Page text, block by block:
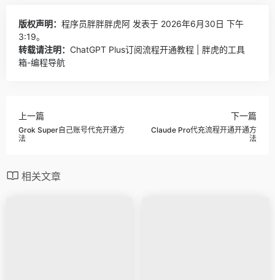
版权声明： 程序员胖胖胖虎阿 发表于 2026年6月30日 下午
3:19。
转载请注明： ChatGPT Plus订阅流程开通教程 | 胖虎的工具
箱-编程导航
上一篇
Grok Super自己账号代充开通方
法
下一篇
Claude Pro代充流程开通开通方
法
相关文章